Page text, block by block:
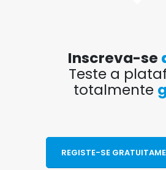
Inscreva-se
Teste a
totalmente
REGISTE-SE